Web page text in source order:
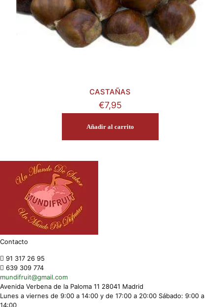
CASTAÑAS
€7,95
Añadir al carrito
Contacto
91 317 26 95
639 309 774
mundifruit@gmail.com
Avenida Verbena de la Paloma 11 28041 Madrid
Lunes a viernes de 9:00 a 14:00 y de 17:00 a 20:00 Sábado: 9:00 a
14:00